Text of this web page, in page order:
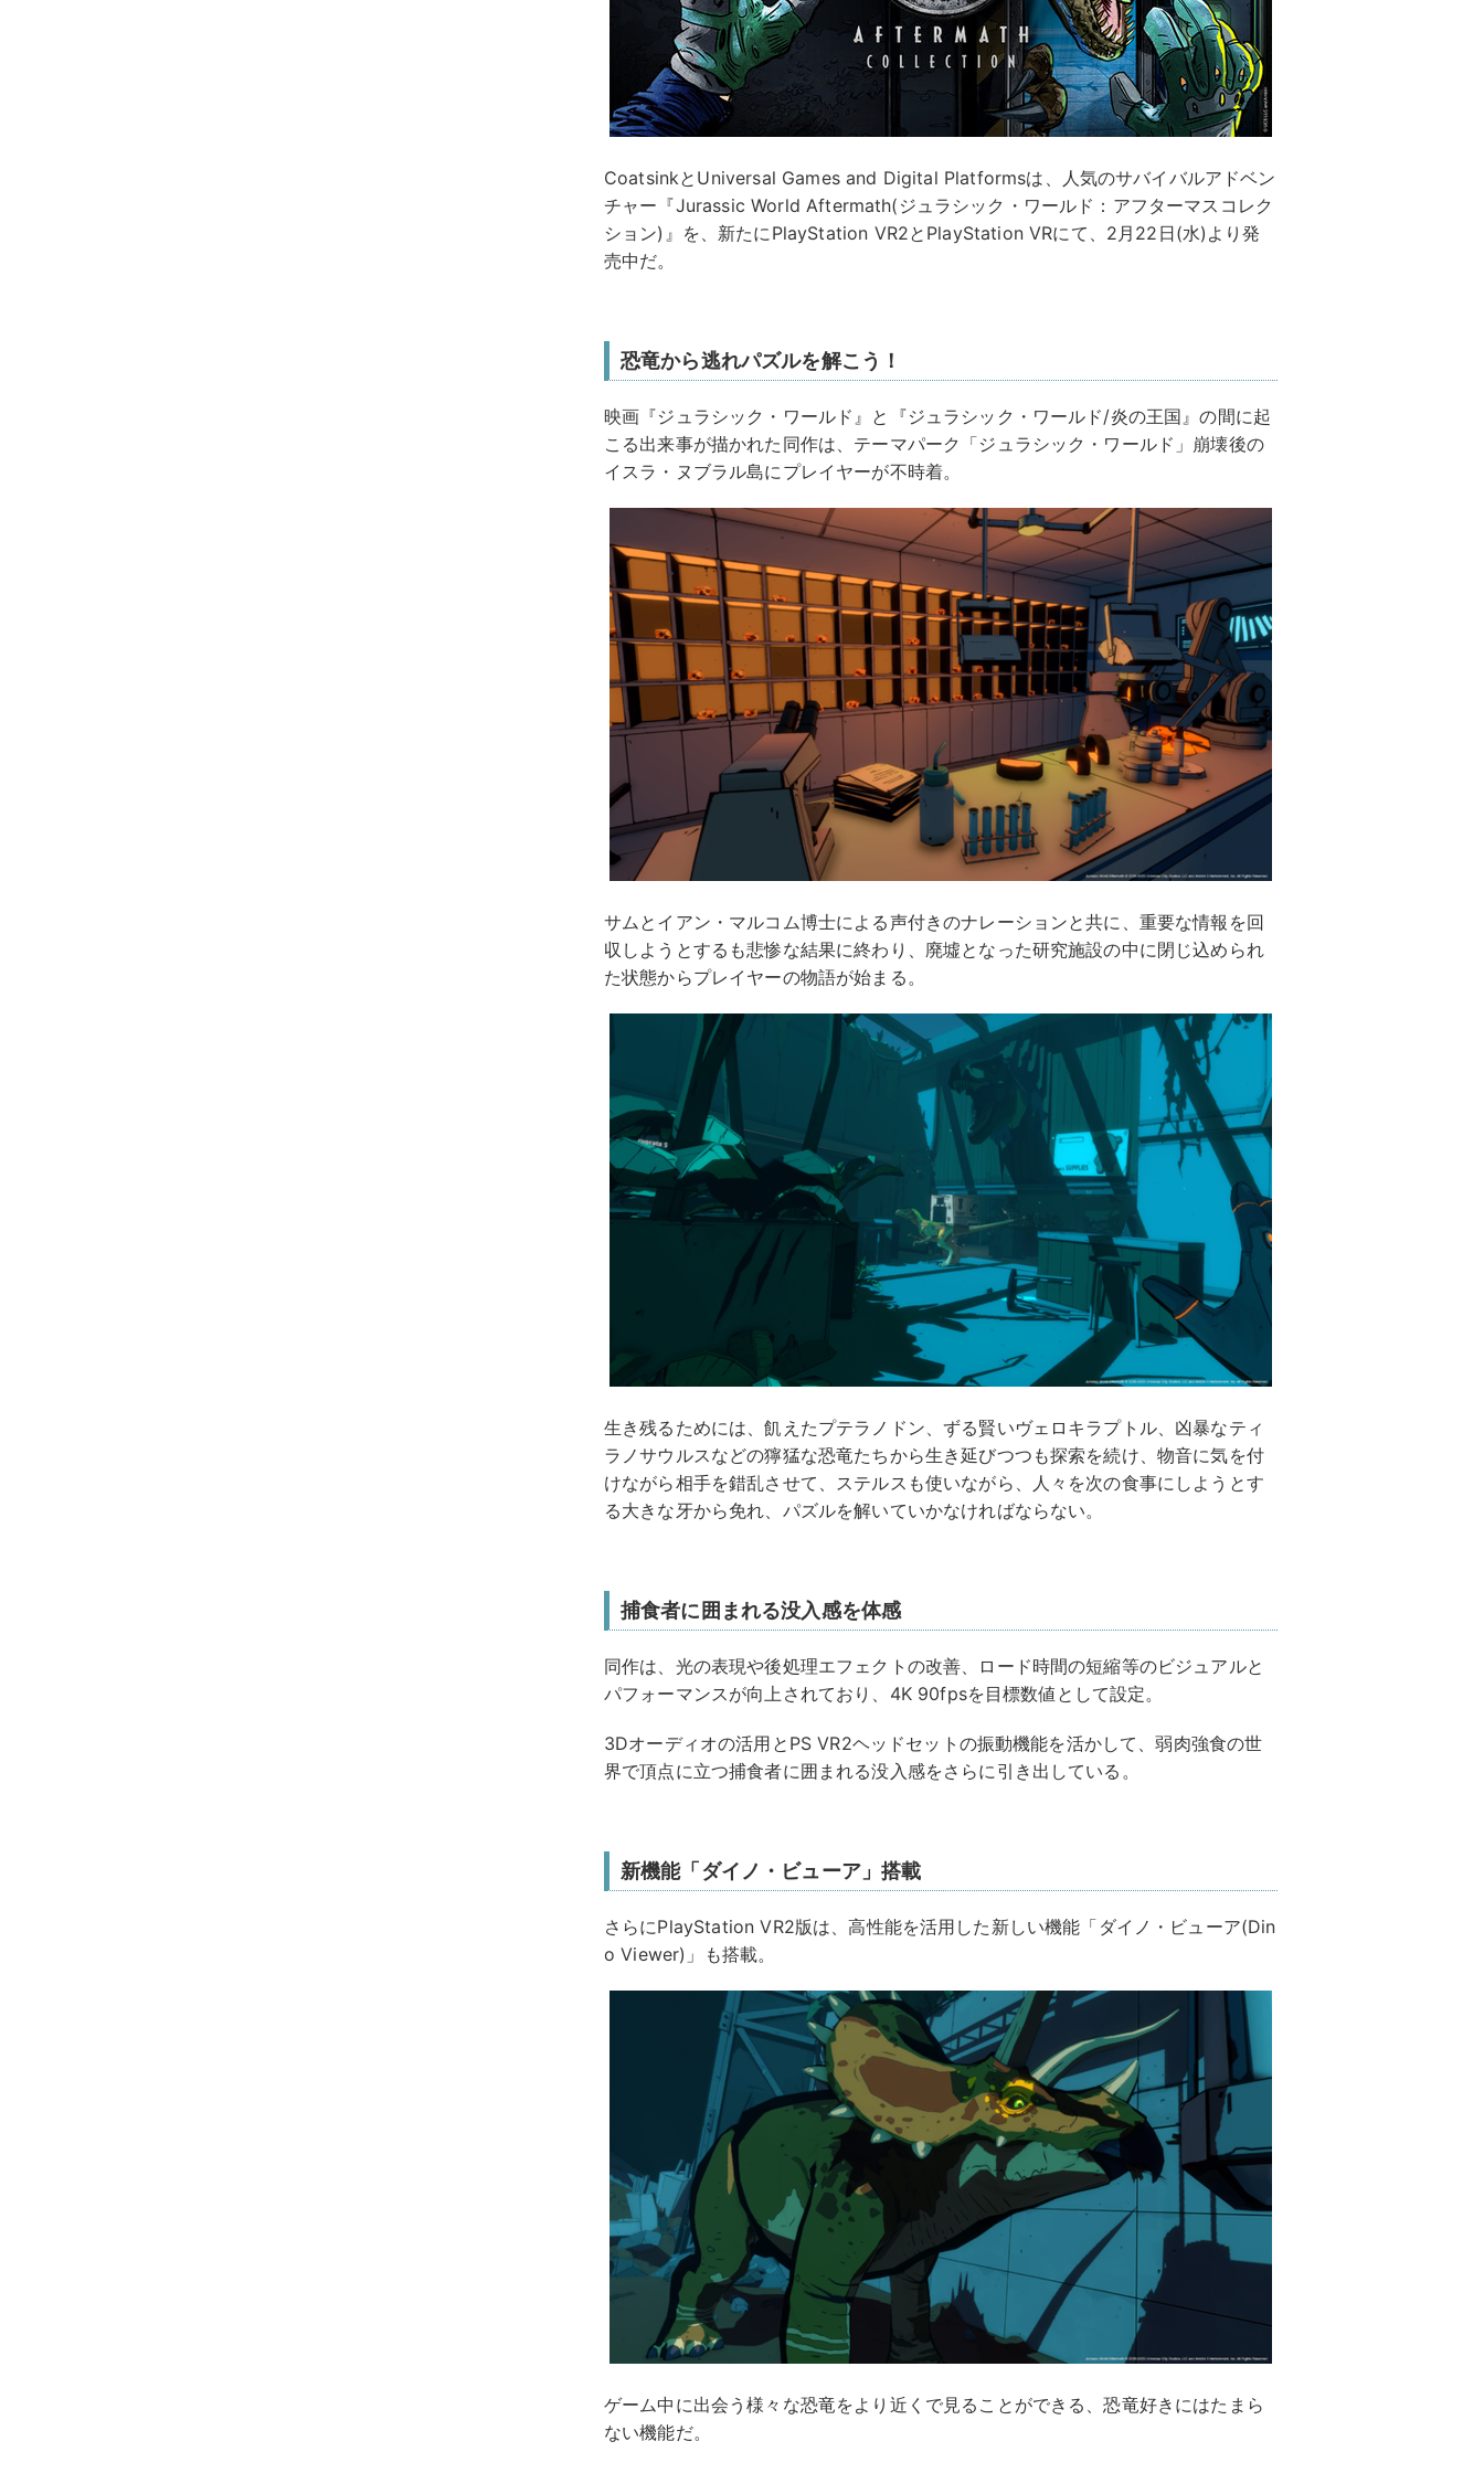
CoatsinkとUniversal Games and Digital Platformsは、人気のサバイバルアドベン
チャー『Jurassic World Aftermath(ジュラシック・ワールド：アフターマスコレク
ション)』を、新たにPlayStation VR2とPlayStation VRにて、2月22日(水)より発
売中だ。
恐竜から逃れパズルを解こう！
映画『ジュラシック・ワールド』と『ジュラシック・ワールド/炎の王国』の間に起
こる出来事が描かれた同作は、テーマパーク「ジュラシック・ワールド」崩壊後の
イスラ・ヌブラル島にプレイヤーが不時着。
サムとイアン・マルコム博士による声付きのナレーションと共に、重要な情報を回
収しようとするも悲惨な結果に終わり、廃墟となった研究施設の中に閉じ込められ
た状態からプレイヤーの物語が始まる。
生き残るためには、飢えたプテラノドン、ずる賢いヴェロキラプトル、凶暴なティ
ラノサウルスなどの獰猛な恐竜たちから生き延びつつも探索を続け、物音に気を付
けながら相手を錯乱させて、ステルスも使いながら、人々を次の食事にしようとす
る大きな牙から免れ、パズルを解いていかなければならない。
捕食者に囲まれる没入感を体感
同作は、光の表現や後処理エフェクトの改善、ロード時間の短縮等のビジュアルと
パフォーマンスが向上されており、4K 90fpsを目標数値として設定。
3Dオーディオの活用とPS VR2ヘッドセットの振動機能を活かして、弱肉強食の世
界で頂点に立つ捕食者に囲まれる没入感をさらに引き出している。
新機能「ダイノ・ビューア」搭載
さらにPlayStation VR2版は、高性能を活用した新しい機能「ダイノ・ビューア(Din
o Viewer)」も搭載。
ゲーム中に出会う様々な恐竜をより近くで見ることができる、恐竜好きにはたまら
ない機能だ。